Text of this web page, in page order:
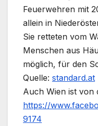
Feuerwehren mit
allein in
Sie retteten vom
Menschen aus
möglich, für den
Quelle: standard.at
Auch Wien ist von
https://
9174